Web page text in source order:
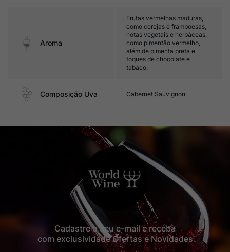
Aroma
Frutas vermelhas maduras,
como cerejas e framboesas,
notas vegetais e herbáceas,
como pimentão vermelho,
além de pimenta preta e
toques de chocolate e
tabaco.
Composição Uva Cabernet Sauvignon
Cadastre o seu e-mail e receba
com exclusividade Ofertas e Novidades